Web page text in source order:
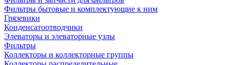
Фильтры бытовые и комплектующие к ним
Грязевики
Конденсатоотводчики
Элеваторы и элеваторные узлы
Фильтры
Коллекторы и коллекторные группы